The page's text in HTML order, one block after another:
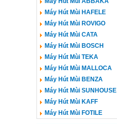
Máy Hút Mùi HAFELE
Máy Hút Mùi ROVIGO
Máy Hút Mùi CATA
Máy Hút Mùi BOSCH
Máy Hút Mùi TEKA
Máy Hút Mùi MALLOCA
Máy Hút Mùi BENZA
Máy Hút Mùi SUNHOUSE
Máy Hút Mùi KAFF
Máy Hút Mùi FOTILE